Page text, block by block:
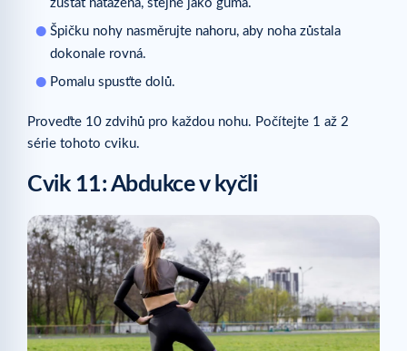
zůstat natažená, stejně jako guma.
Špičku nohy nasměrujte nahoru, aby noha zůstala
dokonale rovná.
Pomalu spusťte dolů.
Proveďte 10 zdvihů pro každou nohu. Počítejte 1 až 2
série tohoto cviku.
Cvik 11: Abdukce v kyčli